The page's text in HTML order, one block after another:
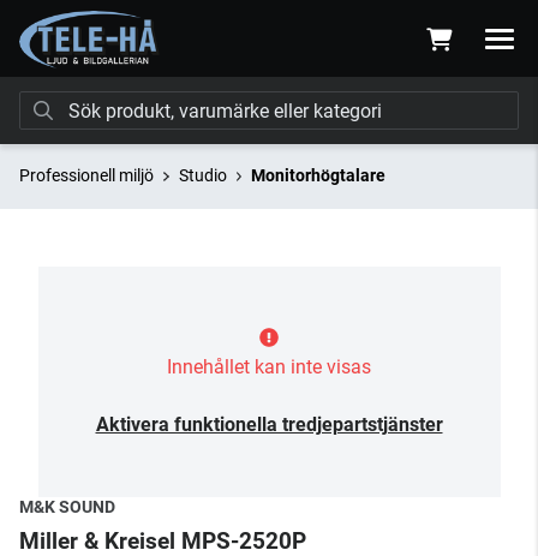
Professionell miljö Studio Monitorhögtalare
Innehållet kan inte visas
Aktivera funktionella tredjepartstjänster
M&K SOUND
Miller & Kreisel MPS-2520P